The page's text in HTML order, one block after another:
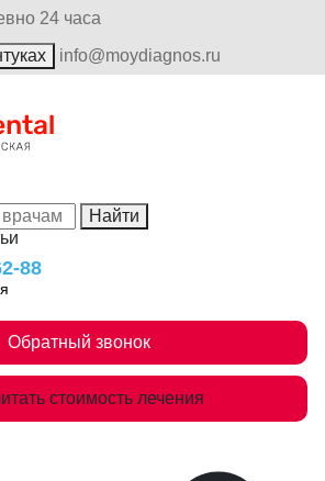
24 часа
info@moydiagnos.ru
Найти
88
Обратный звонок
стоимость лечения